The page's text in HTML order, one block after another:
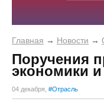
Главная → Новости →
Поручения
экономики
04 декабря, #Отрасль